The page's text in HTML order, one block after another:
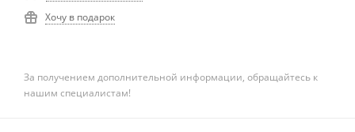
Хочу в подарок
За получением дополнительной информации, обращайтесь к
нашим специалистам!